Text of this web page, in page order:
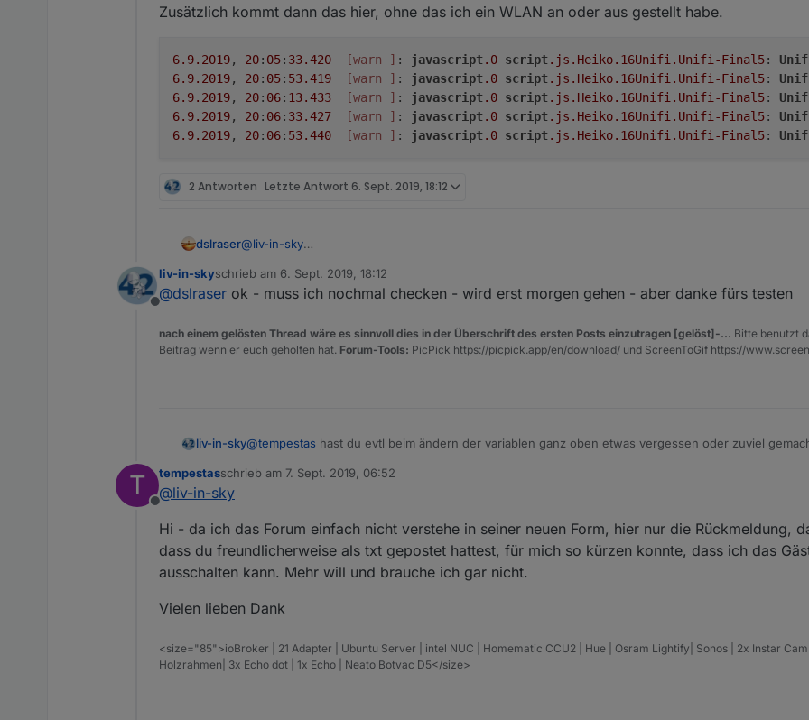
Zusätzlich kommt dann das hier, ohne das ich ein WLAN an oder aus gestellt habe.
6.9.2019, 20: 05: 33.420 [warn ] : javascript.0 script.js .Heiko.16Unifi .Unifi-Final5:
6.9.2019, 20: 05: 53.419 [warn ] : javascript.0 script.js .Heiko.16Unifi .Unifi-Final5:
6.9.2019, 20: 06: 13.433 [warn ] : javascript.0 script.js .Heiko.16Unifi .Unifi-Final5:
6.9.2019, 20: 06: 33.427 [warn ] : javascript.0 script.js .Heiko.16Unifi .Unifi-Final5:
6.9.2019, 20: 06: 53.440 [warn ] : javascript.0 script.js .Heiko.16Unifi .Unifi-Final5:
2 Antworten Letzte Antwort 6. Sept. 2019, 18:12
dslraser@liv-in-sky
werden die gleichen DP wie vorher angelegt, also als hostname.
Zusätzlich kommt dann das hier, ohne das ich ein WLAN an oder aus gestellt habe.
6.9.2019, 20:05:33.420	[warn ]: javascript.0 script.js.Heiko.16Unifi.Unifi-
6.9.2019, 20:05:53.419	[warn ]: javascript.0 script.js.Heiko.16Unifi.Unifi-
6.9.2019, 20:06:33.427	[warn ]: javascript.0 script.js.Heiko.16Unifi.Unifi-
Offline
liv-in-skyschrieb am 6. Sept. 2019, 18:12
zuletzt editiert von
@dslraser ok - muss ich nochmal checken - wird erst morgen gehen - aber danke fürs testen
nach einem gelösten Thread wäre es sinnvoll dies in der Überschrift des ersten Posts einzutragen [gelöst]-... Bitte benutzt
Beitrag wenn er euch geholfen hat. Forum-Tools: PicPick https://picpick.app/en/download/ und ScreenToGif https://
liv-in-sky@tempestas hast du evtl beim ändern der variablen ganz oben etwas vergessen oder zuviel
T
Offline
tempestasschrieb am 7. Sept. 2019, 06:52
zuletzt editiert von
@liv-in-sky
Hi - da ich das Forum einfach nicht verstehe in seiner neuen Form, hier nur die Rückmeldung,
dass du freundlicherweise als txt gepostet hattest, für mich so kürzen konnte, dass ich das
ausschalten kann. Mehr will und brauche ich gar nicht.
Vielen lieben Dank
<size="85">ioBroker | 21 Adapter | Ubuntu Server | intel NUC | Homematic CCU2 | Hue | Osram Lightify| Sonos | 2x Instar Cam
Holzrahmen| 3x Echo dot | 1x Echo | Neato Botvac D5</size>